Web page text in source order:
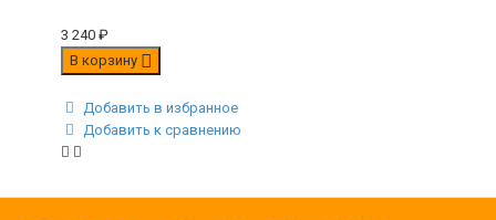
3 240 ₽
В корзину
Добавить в избранное
Добавить к сравнению